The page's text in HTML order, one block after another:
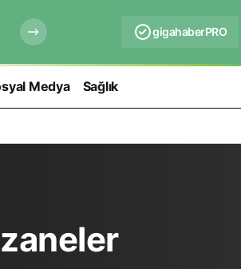
gigahaberPRO
Medya Sağlık